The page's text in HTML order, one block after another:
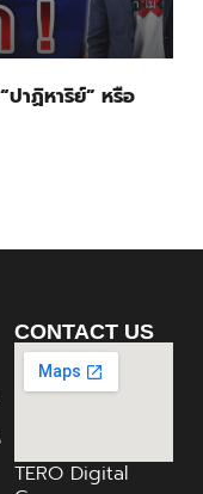
ปาฏิหาริย์” หรือ
CONTACT US
TERO Digital